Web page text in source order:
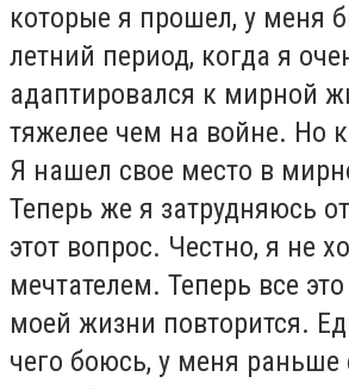
которые я прошел, у меня
летний период, когда я
адаптировался к мирной
тяжелее чем на войне. Но
Я нашел свое место в
Теперь же я затрудняюсь
этот вопрос. Честно, я не
мечтателем. Теперь все
моей жизни повторится.
чего боюсь, у меня раньше